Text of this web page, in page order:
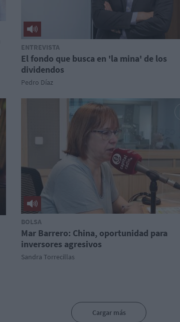
ENTREVISTA
El fondo que busca en 'la mina' de los
dividendos
Pedro Díaz
BOLSA
Mar Barrero: China, oportunidad para
inversores agresivos
Sandra Torrecillas
Cargar más